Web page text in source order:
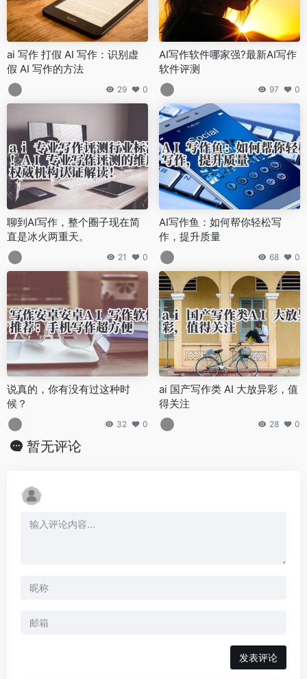
ai 写作 打假 AI 写作：识别虚
假 AI 写作的方法
29 0
AI写作软件哪家强?最新AI写作
软件评测
97 0
聊到AI写作，整个圈子现在简
直是冰火两重天。
21 0
AI写作鱼：如何帮你轻松写
作，提升质量
68 0
说真的，你有没有过这种时
候？
32 0
ai 国产写作类 AI 大放异彩，值
得关注
28 0
暂无评论
发表评论